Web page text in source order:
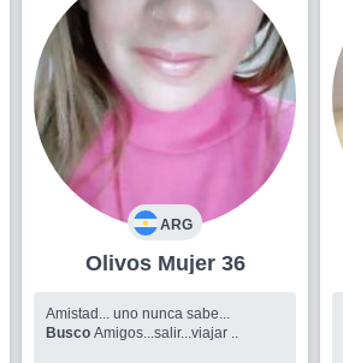
ARG
Olivos Mujer 36
Amistad... uno nunca sabe...
BuscoAmigos...salir...viajar ..